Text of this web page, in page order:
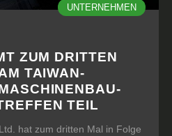
UNTERNEHMEN
ZUM DRITTEN
TAIWAN-
TEIL
hat zum dritten Mal in Folge